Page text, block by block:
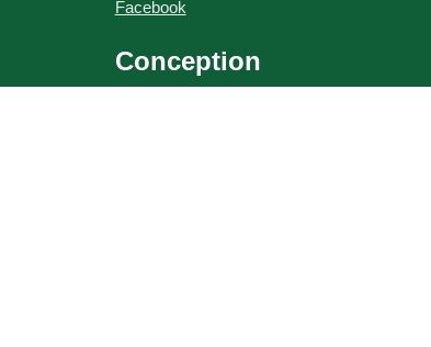
Facebook
Conception